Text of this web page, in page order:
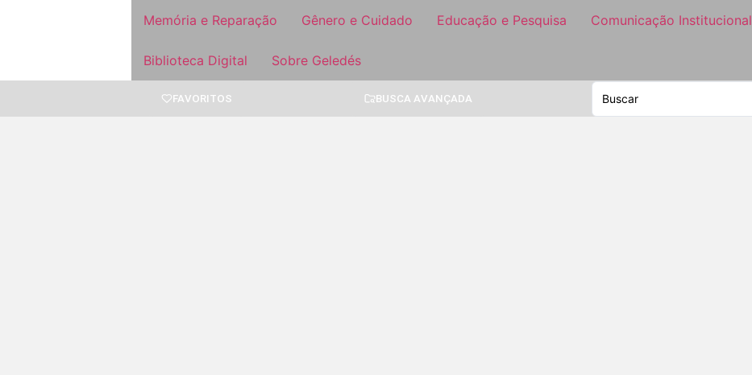
Memória e Reparação Gênero e Cuidado Educação e Pesquisa Comunicação Institucional
Biblioteca Digital Sobre Geledés
FAVORITOS BUSCA AVANÇADA